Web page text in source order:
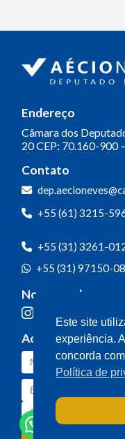
Endereço
Câmara dos
20CEP: 70.160-900
Contato
+55 (61) 3215-
+55 (31) 3261-
+55 (31) 97150-
Nossas redes
Acompanhe o
Este site
experiência.
concorda
Política de